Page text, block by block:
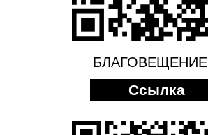
БЛАГОВЕЩЕНИЕ
Ссылка